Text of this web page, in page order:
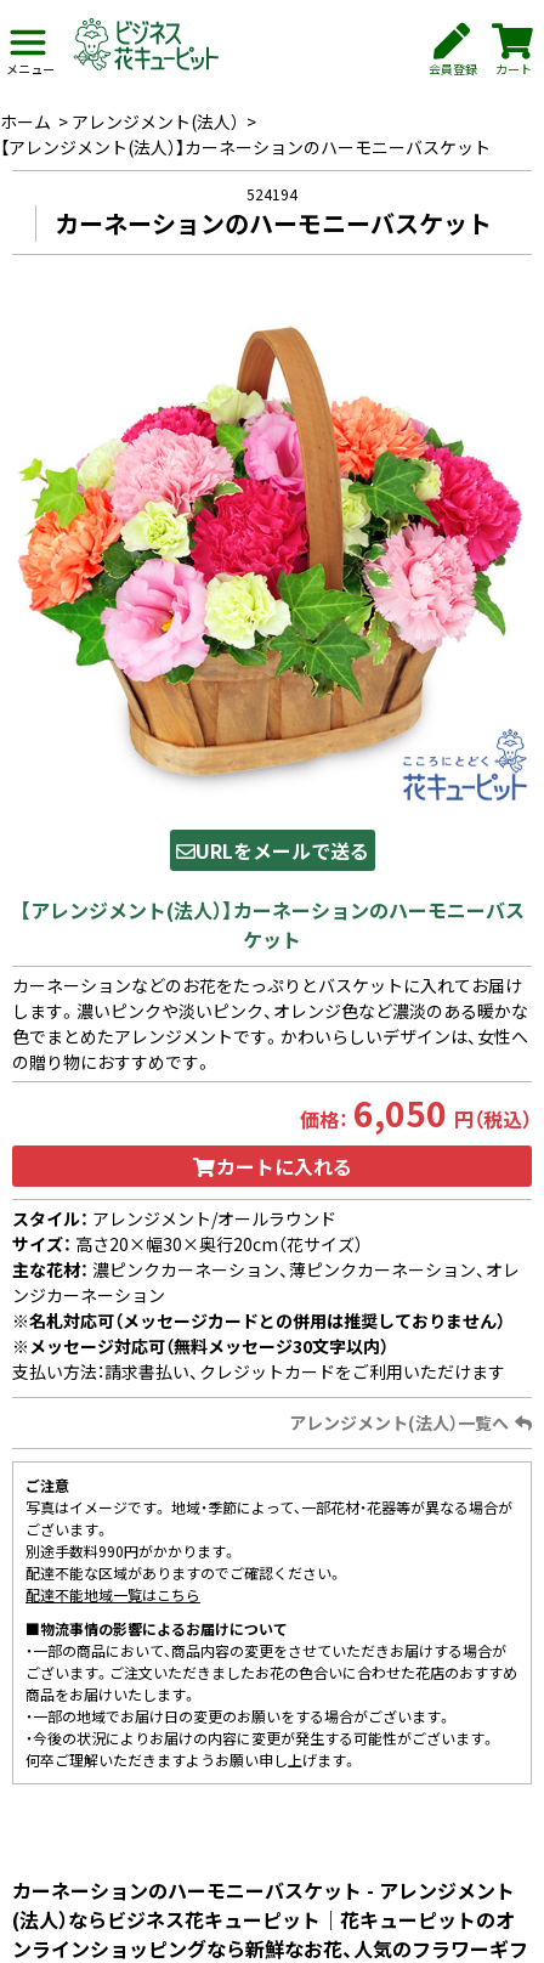
メニュー 会員登録 カート
ホーム > アレンジメント(法人） >
【アレンジメント(法人）】カーネーションのハーモニーバスケット
524194
カーネーションのハーモニーバスケット
URLをメールで送る
【アレンジメント(法人）】カーネーションのハーモニーバス
ケット
カーネーションなどのお花をたっぷりとバスケットに入れてお届け
します。濃いピンクや淡いピンク、オレンジ色など濃淡のある暖かな
色でまとめたアレンジメントです。かわいらしいデザインは、女性へ
の贈り物におすすめです。
価格： 6,050 円（税込）
カートに入れる
スタイル： アレンジメント/オールラウンド
サイズ： 高さ20×幅30×奥行20cm（花サイズ）
主な花材： 濃ピンクカーネーション、薄ピンクカーネーション、オレ
ンジカーネーション
※名札対応可（メッセージカードとの併用は推奨しておりません）
※メッセージ対応可（無料メッセージ30文字以内）
支払い方法：請求書払い、クレジットカードをご利用いただけます
アレンジメント(法人）一覧へ
ご注意
写真はイメージです。 地域・季節によって、一部花材・花器等が異なる場合が
ございます。
別途手数料990円がかかります。
配達不能な区域がありますのでご確認ください。
配達不能地域一覧はこちら
■物流事情の影響によるお届けについて
・一部の商品において、商品内容の変更をさせていただきお届けする場合が
ございます。ご注文いただきましたお花の色合いに合わせた花店のおすすめ
商品をお届けいたします。
・一部の地域でお届け日の変更のお願いをする場合がございます。
・今後の状況によりお届けの内容に変更が発生する可能性がございます。
何卒ご理解いただきますようお願い申し上げます。
カーネーションのハーモニーバスケット - アレンジメント
(法人）ならビジネス花キューピット｜花キューピットのオ
ンラインショッピングなら新鮮なお花、人気のフラワーギフ